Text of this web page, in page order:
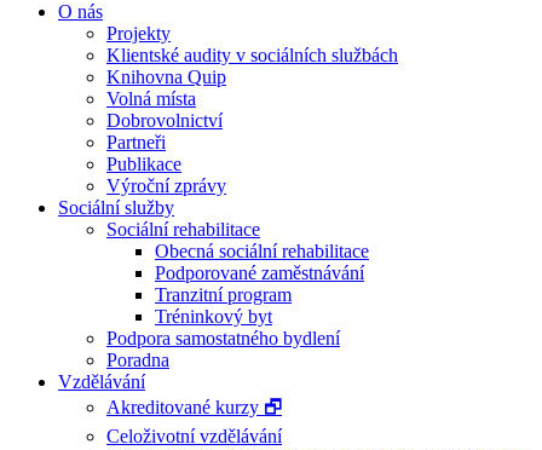
O nás
Projekty
Klientské audity v sociálních službách
Knihovna Quip
Volná místa
Dobrovolnictví
Partneři
Publikace
Výroční zprávy
Sociální služby
Sociální rehabilitace
Obecná sociální rehabilitace
Podporované zaměstnávání
Tranzitní program
Tréninkový byt
Podpora samostatného bydlení
Poradna
Vzdělávání
Akreditované kurzy 🗗
Celoživotní vzdělávání